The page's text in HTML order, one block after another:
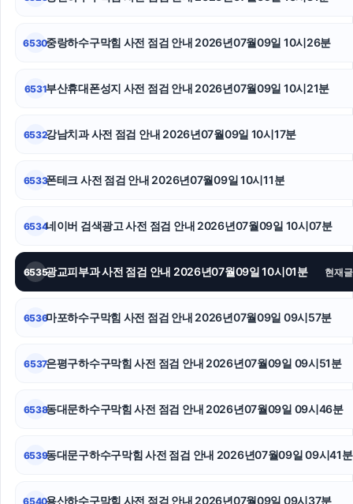
마약변호사
용산하수구막힘
고양이보호소
인스타 좋아요 구매
6530중랑하수구막힘 사전 점검 안내 2026년07월09일 10시26분
6531부산휴대폰성지 사전 점검 안내 2026년07월09일 10시21분
6532강남치과 사전 점검 안내 2026년07월09일 10시17분
6533폰테크 사전 점검 안내 2026년07월09일 10시11분
6534네이버 검색광고 사전 점검 안내 2026년07월09일 10시07분
6535광교피부과 사전 점검 안내 2026년07월09일 10시01분 현재글
6536마포하수구막힘 사전 점검 안내 2026년07월09일 09시57분
6537은평구하수구막힘 사전 점검 안내 2026년07월09일 09시51분
6538동대문하수구막힘 사전 점검 안내 2026년07월09일 09시46분
6539동대문구하수구막힘 사전 점검 안내 2026년07월09일 09시41분
6540용산하수구막힘 사전 점검 안내 2026년07월09일 09시37분